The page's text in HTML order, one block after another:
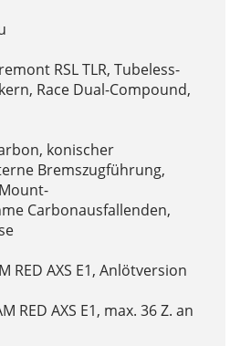
RSL TLR, Tubeless-
Race Dual-Compound,
konischer
Bremszugführung,
Carbonausfallenden,
RED AXS E1, Anlötversion
RED AXS E1, max. 36 Z. an